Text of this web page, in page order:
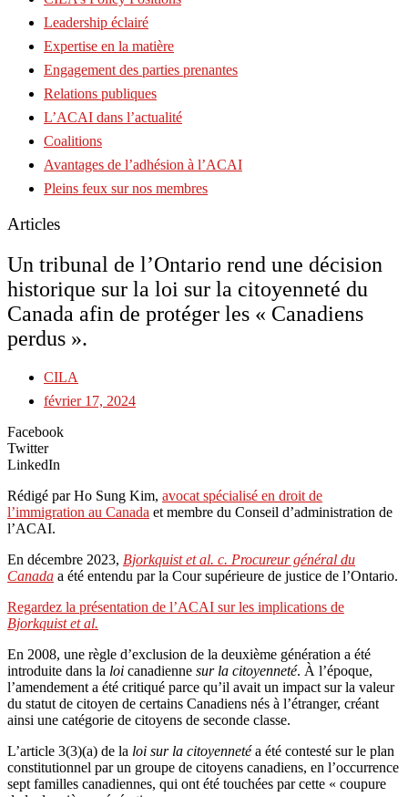
Leadership éclairé
Expertise en la matière
Engagement des parties prenantes
Relations publiques
L’ACAI dans l’actualité
Coalitions
Avantages de l’adhésion à l’ACAI
Pleins feux sur nos membres
Articles
Un tribunal de l’Ontario rend une décision
historique sur la loi sur la citoyenneté du
Canada afin de protéger les « Canadiens
perdus ».
CILA
février 17, 2024
Facebook
Twitter
LinkedIn
Rédigé par Ho Sung Kim, avocat spécialisé en droit de
l’immigration au Canada et membre du Conseil d’administration de
l’ACAI.
En décembre 2023, Bjorkquist et al. c. Procureur général du
Canada a été entendu par la Cour supérieure de justice de l’Ontario.
Regardez la présentation de l’ACAI sur les implications de
Bjorkquist et al.
En 2008, une règle d’exclusion de la deuxième génération a été
introduite dans la loi canadienne sur la citoyenneté. À l’époque,
l’amendement a été critiqué parce qu’il avait un impact sur la valeur
du statut de citoyen de certains Canadiens nés à l’étranger, créant
ainsi une catégorie de citoyens de seconde classe.
L’article 3(3)(a) de la loi sur la citoyennetéa été contesté sur le plan
constitutionnel par un groupe de citoyens canadiens, en l’occurrence
sept familles canadiennes, qui ont été touchées par cette « coupure